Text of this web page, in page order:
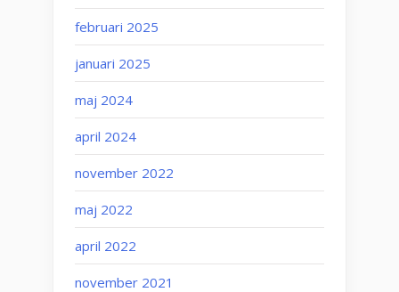
februari 2025
januari 2025
maj 2024
april 2024
november 2022
maj 2022
april 2022
november 2021